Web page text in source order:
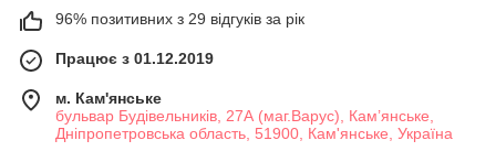
96% позитивних з 29 відгуків за рік
Працює з 01.12.2019
м. Кам'янське
бульвар Будівельників, 27А (маг.Варус), Кам’янське,
Дніпропетровська область, 51900, Кам'янське, Україна